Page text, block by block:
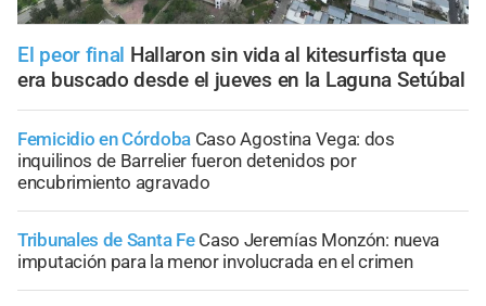
El peor final Hallaron sin vida al kitesurfista que
era buscado desde el jueves en la Laguna Setúbal
Femicidio en Córdoba Caso Agostina Vega: dos
inquilinos de Barrelier fueron detenidos por
encubrimiento agravado
Tribunales de Santa Fe Caso Jeremías Monzón: nueva
imputación para la menor involucrada en el crimen